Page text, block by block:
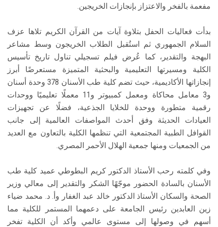
مفعمة بالفخر والاعتزاز بإنجازات الخريجين.
بدأت فعاليات الحفل بتلاوة آيات من القرآن الكريم تلاها عزف
السلام الجمهوري ثم استُقبل الطلاب الخريجون وسط مشاعر
البهجة والتقدير، كما عُرض فيلم تسجيلي تناول تاريخ تأسيس
الكلية ومسيرتها التعليمية والبحثية المتميزة مستعرضًا أبرز
إنجازاتها الأكاديمية، حيث تضم كلية طب الأسنان 378 وحدة أسنان
و3 معامل محاكاة ومعمل كمبيوتر و11 معملًا تعليميًا ووحدات
رقمية متطورة ووحدة للخلايا الجذعية، فضلًا عن تجهيزات
العيادات الحديثة وفق أحدث المواصفات العالمية إلى جانب
القوافل الطبية المجتمعية التي تنظمها الكلية بالتعاون مع العديد
من الجمعيات ومنها جمعية الهلال الأحمر المصري.
وفي كلمته رحب الأستاذ الدكتور كريم البطوطي عميد كلية طب
الأسنان بالسادة الحضور موجّهًا الشكر والتقدير إلى معالي وزير
الصحة والسكان الأستاذ الدكتور خالد عبد الغفار وأ. د. محمد ضياء
زين العابدين رئیس الجامعة على دعمهما المستمر للكلية مما
أسهم في وصولها إلى مستوى عالمي وأكد أن الكلية تفخر